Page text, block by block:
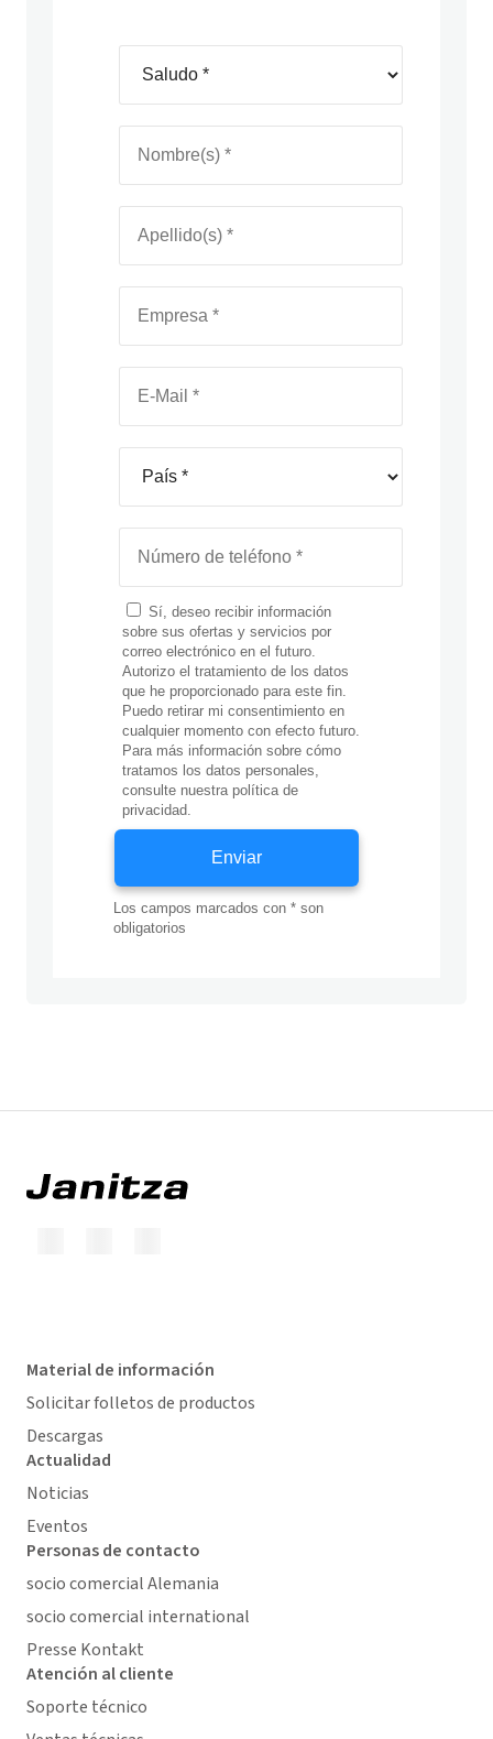
Material de información
Solicitar folletos de productos
Descargas
Actualidad
Noticias
Eventos
Personas de contacto
socio comercial Alemania
socio comercial international
Presse Kontakt
Atención al cliente
Soporte técnico